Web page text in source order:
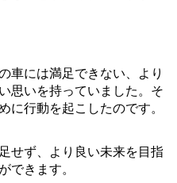
車には満足できない、より
思いを持っていました。そ
に行動を起こしたのです。
せず、より良い未来を目指
できます。